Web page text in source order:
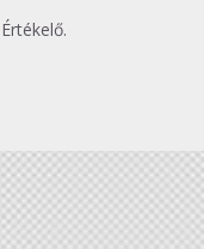
Értékelő.